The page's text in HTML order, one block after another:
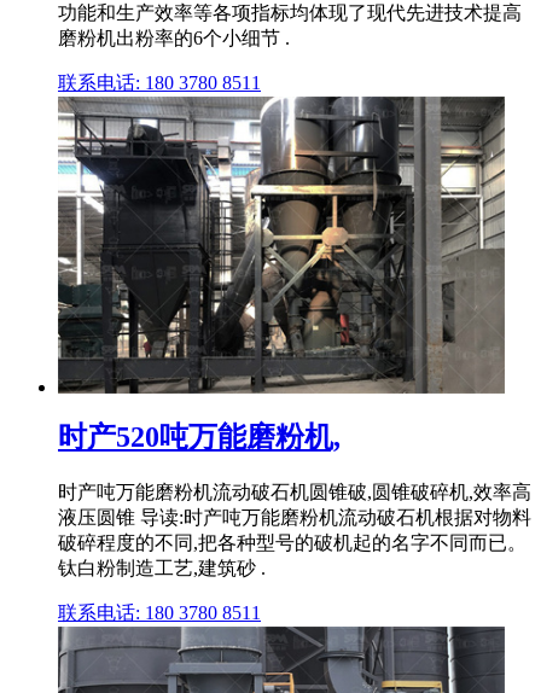
功能和生产效率等各项指标均体现了现代先进技术提高
磨粉机出粉率的6个小细节 .
联系电话: 180 3780 8511
时产520吨万能磨粉机,
时产吨万能磨粉机流动破石机圆锥破,圆锥破碎机,效率高
液压圆锥 导读:时产吨万能磨粉机流动破石机根据对物料
破碎程度的不同,把各种型号的破机起的名字不同而已。
钛白粉制造工艺,建筑砂 .
联系电话: 180 3780 8511